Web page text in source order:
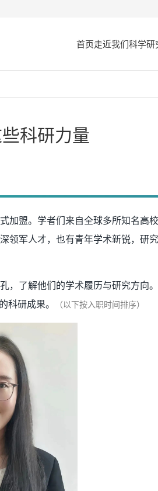
首页走近我们科学研
科研力量
加盟。学者们来自全球多所知名高
军人才，也有青年学术新锐，研
，了解他们的学术履历与研究方向
科研成果。
（以下按入职时间排序）